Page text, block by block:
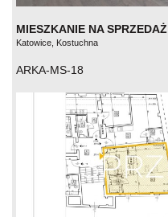
MIESZKANIE NA SPRZEDAŻ
Katowice, Kostuchna
ARKA-MS-18